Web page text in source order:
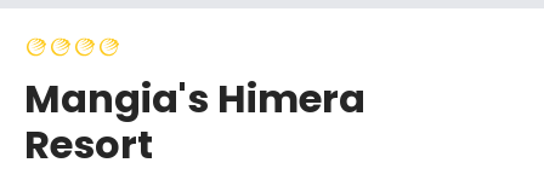
Mangia's Himera
Resort